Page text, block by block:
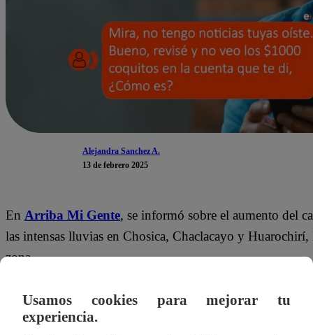
Alejandra Sanchez A.
13 de febrero 2025
En Arriba Mi Gente, se informó sobre el aumento del
las intensas lluvias en Chosica, Chaclacayo y
zona.
Maju Mantilla expresó su preocupación:
también, porque hay muchas personas en riesgo”
Usamos cookies para mejorar tu
experiencia.